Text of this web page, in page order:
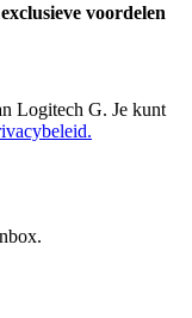
voordelen
Logitech G. Je kunt